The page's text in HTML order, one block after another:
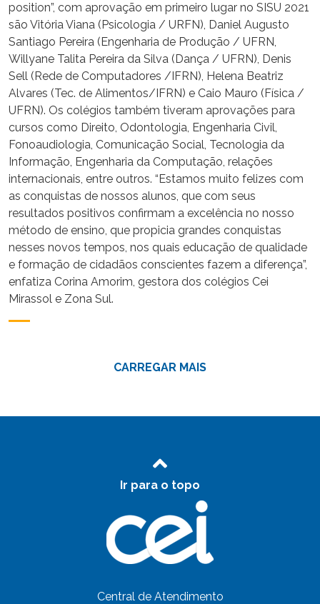
position”, com aprovação em primeiro lugar no SISU 2021
são Vitória Viana (Psicologia / URFN), Daniel Augusto
Santiago Pereira (Engenharia de Produção / UFRN,
Willyane Talita Pereira da Silva (Dança / UFRN), Denis
Sell (Rede de Computadores /IFRN), Helena Beatriz
Alvares (Tec. de Alimentos/IFRN) e Caio Mauro (Física /
UFRN). Os colégios também tiveram aprovações para
cursos como Direito, Odontologia, Engenharia Civil,
Fonoaudiologia, Comunicação Social, Tecnologia da
Informação, Engenharia da Computação, relações
internacionais, entre outros. “Estamos muito felizes com
as conquistas de nossos alunos, que com seus
resultados positivos confirmam a excelência no nosso
método de ensino, que propicia grandes conquistas
nesses novos tempos, nos quais educação de qualidade
e formação de cidadãos conscientes fazem a diferença”,
enfatiza Corina Amorim, gestora dos colégios Cei
Mirassol e Zona Sul.
CARREGAR MAIS
Ir para o topo
Central de Atendimento